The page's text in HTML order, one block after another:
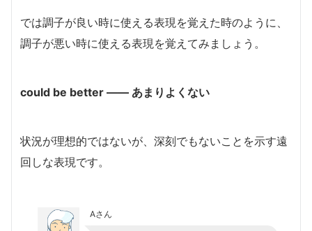
では調子が良い時に使える表現を覚えた時のように、
調子が悪い時に使える表現を覚えてみましょう。
could be better ―― あまりよくない
状況が理想的ではないが、深刻でもないことを示す遠
回しな表現です。
Aさん